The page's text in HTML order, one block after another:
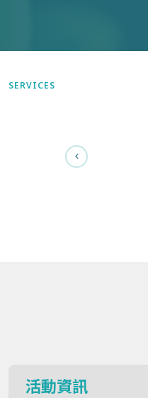
SERVICES
活動資訊